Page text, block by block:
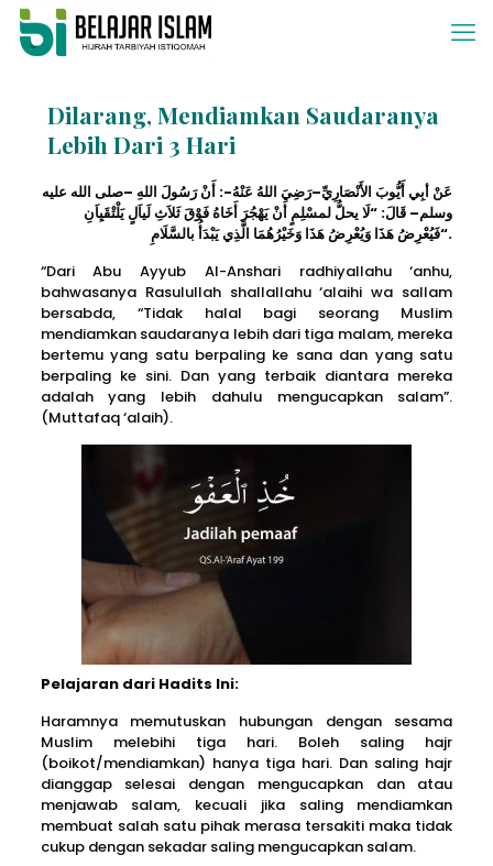
Dilarang, Mendiamkan Saudaranya
Lebih Dari 3 Hari
عَنْ أبِي أَيُّوبَ الأَنْصَارِيِّ–رَضِيَ اللهُ عَنْهُ-: أَنْ رَسُولَ اللهِ –صلى الله عليه
وسلم– قَالَ: “لَا يحلُّ لمسْلِمٍ أَنْ يَهْجُرَ أَخَاهُ فَوْقَ ثَلاَثِ لَياَلٍ يَلْتْقَيِاَنِ
فَيُعْرِضُ هَذَا وَيُعْرِضُ هَذَا وَخَيْرُهُمَا الَّذِي يَبْدَأُ بالسَّلَامِ“.
“Dari Abu Ayyub Al-Anshari radhiyallahu ‘anhu,
bahwasanya Rasulullah shallallahu ‘alaihi wa sallam
bersabda, “Tidak halal bagi seorang Muslim
mendiamkan saudaranya lebih dari tiga malam, mereka
bertemu yang satu berpaling ke sana dan yang satu
berpaling ke sini. Dan yang terbaik diantara mereka
adalah yang lebih dahulu mengucapkan salam”.
(Muttafaq ‘alaih).
Pelajaran dari Hadits Ini:
Haramnya memutuskan hubungan dengan sesama
Muslim melebihi tiga hari. Boleh saling hajr
(boikot/mendiamkan) hanya tiga hari. Dan saling hajr
dianggap selesai dengan mengucapkan dan atau
menjawab salam, kecuali jika saling mendiamkan
membuat salah satu pihak merasa tersakiti maka tidak
cukup dengan sekadar saling mengucapkan salam.